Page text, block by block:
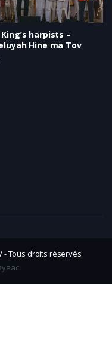
harpists –
Hine ma Tov
- Tous droits réservés